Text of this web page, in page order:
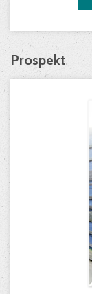
Prospekt